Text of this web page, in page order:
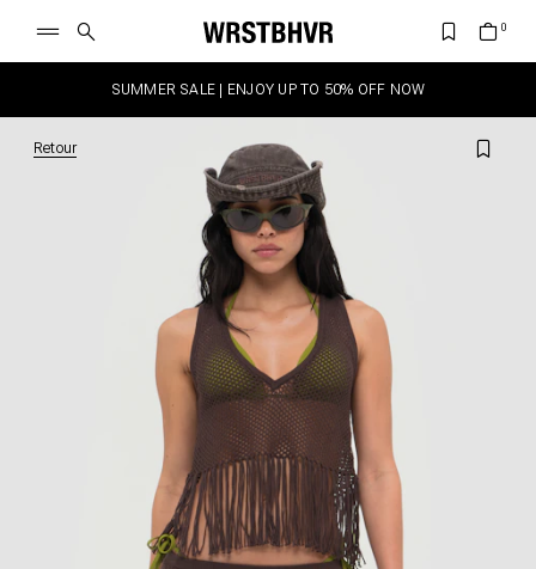
SUMMER SALE | ENJOY UP TO 50% OFF NOW
Retour